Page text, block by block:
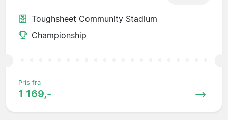
Toughsheet Community Stadium
Championship
Pris fra
1 169,-